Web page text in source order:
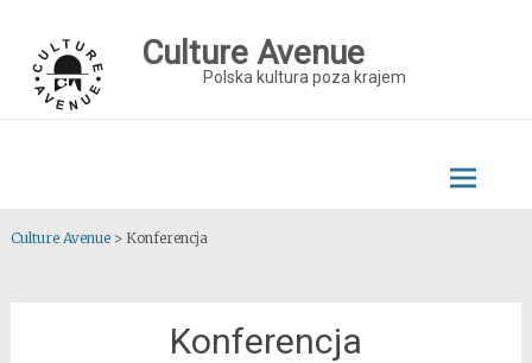
content
Culture Avenue
Polska kultura poza krajem
Culture Avenue> Konferencja
Konferencja